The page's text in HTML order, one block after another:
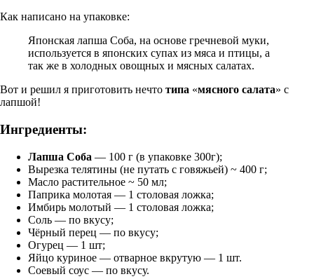
Как написано на упаковке:
Японская лапша Соба, на основе гречневой муки,
используется в японских супах из мяса и птицы, а
так же в холодных овощных и мясных салатах.
Вот и решил я приготовить нечто типа «мясного салата» с
лапшой!
Ингредиенты:
Лапша Соба — 100 г (в упаковке 300г);
Вырезка телятины (не путать с говяжьей) ~ 400 г;
Масло растительное ~ 50 мл;
Паприка молотая — 1 столовая ложка;
Имбирь молотый — 1 столовая ложка;
Соль — по вкусу;
Чёрный перец — по вкусу;
Огурец — 1 шт;
Яйцо куриное — отварное вкрутую — 1 шт.
Соевый соус — по вкусу.